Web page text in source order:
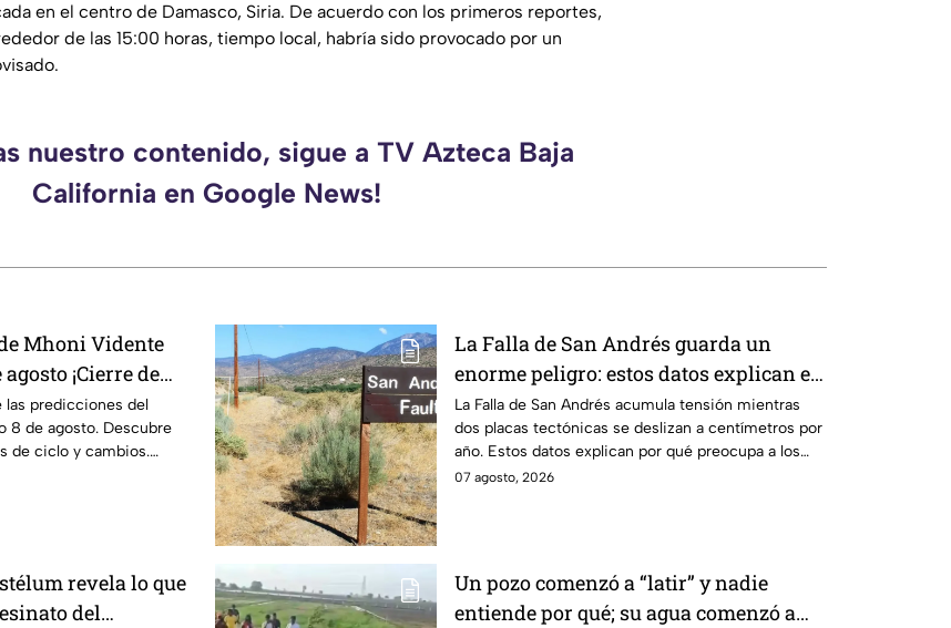
en el centro de Damasco, Siria. De acuerdo con los primeros reportes,
de las 15:00 horas, tiempo local, habría sido provocado por un
nuestro contenido, sigue a TV Azteca Baja
California en Google News!
Mhoni Vidente
¡Cierre de
predicciones del
8 de agosto. Descubre
de ciclo y cambios.
La Falla de San Andrés guarda un
enorme peligro: estos datos explican el
temor científico
La Falla de San Andrés acumula tensión mientras
dos placas tectónicas se deslizan a centímetros por
año. Estos datos explican por qué preocupa a los
científicos.
07 agosto, 2026
revela lo que
del
Un pozo comenzó a “latir” y nadie
entiende por qué; su agua comenzó a